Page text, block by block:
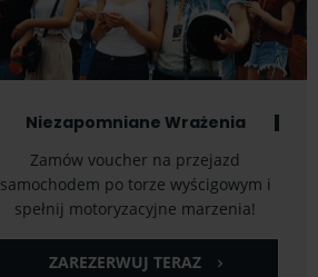
Niezapomniane Wrażenia
Zamów voucher na przejazd
samochodem po torze wyścigowym i
spełnij motoryzacyjne marzenia!
ZAREZERWUJ TERAZ